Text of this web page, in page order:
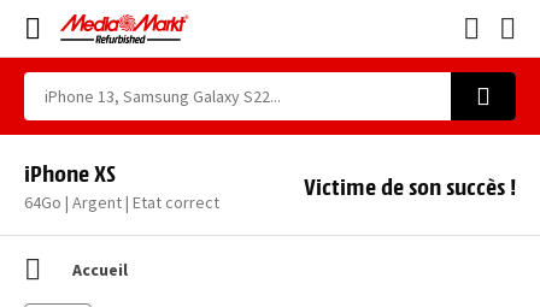
iPhone XS
64Go | Argent | Etat correct
Victime de son succès !
Accueil